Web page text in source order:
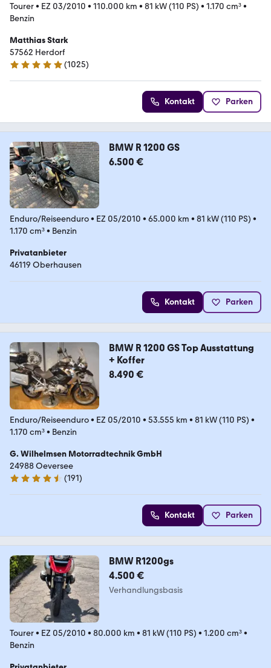
Tourer• EZ 03/2010 • 110.000 km • 81 kW (110 PS) • 1.170 cm³•
Benzin
Matthias Stark
57562 Herdorf
5 Sterne
(1025)
Kontakt Parken
BMW R 1200 GS
6.500 €
Enduro/Reiseenduro• EZ 05/2010 • 65.000 km • 81 kW (110 PS) •
1.170 cm³• Benzin
Privatanbieter
46119 Oberhausen
Kontakt Parken
BMW R 1200 GS Top Ausstattung
+ Koffer
8.490 €
Enduro/Reiseenduro• EZ 05/2010 • 53.555 km • 81 kW (110 PS) •
1.170 cm³• Benzin
G. Wilhelmsen Motorradtechnik GmbH
24988 Oeversee
4.6 Sterne
(191)
Kontakt Parken
BMW R1200gs
4.500 €
Verhandlungsbasis
Tourer• EZ 05/2010 • 80.000 km • 81 kW (110 PS) • 1.200 cm³•
Benzin